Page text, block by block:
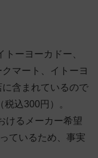
ーヨーカドー、
マート、イトーヨ
含まれているので
込300円）。
けるメーカー希望
ているため、事実